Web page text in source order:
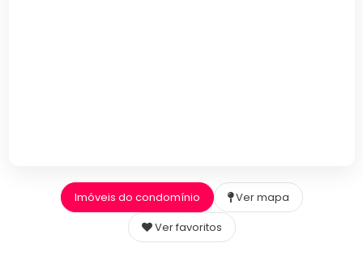
Imóveis do condomínio
Ver mapa
Ver favoritos